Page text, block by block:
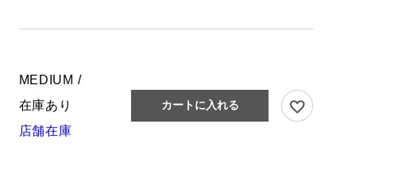
MEDIUM /
在庫あり
店舗在庫
カートに入れる